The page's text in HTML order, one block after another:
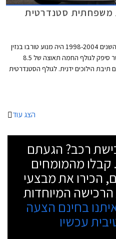
משפחתית סטנדרטית
לדור רביעי של גולף GTI, אשר יוצר בין השנים 1998-2004 היה מנוע טורבו בנזין
בנפח 1.8 ליטרים בהספק 150 כ"ס אשר סיפק לגולף החמה תאוצה של 8.5
הקלאסי 0-100 קמ"ש עם תיבת הילוכים ידנית. לגולף הסטנדרטית
הצג עוד
רכב? הגעתם
קבלו מהמומחים
הכירו את מבצעי
המיוחדות
בחינם הצעה
עכשיו